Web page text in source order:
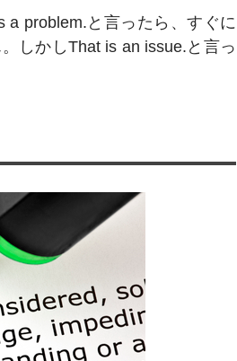
problem.と言ったら、すぐに
しかしThat is an issue.と言っ